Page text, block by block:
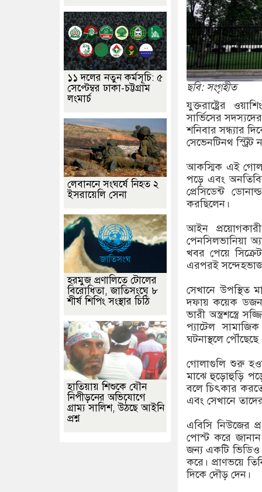
ছবি: সংগৃহীত
যুক্তরাষ্ট্রের
সার্ভিসের
শনিবার সন্ধ্যার
সেভেনটিনথ
আকস্মিক এই
পড়ে এবং
প্রেসিডেন্ট
করছিলেন।
আইন
পেনসিলভানিয়া
খবর পেয়ে
এরপরই
সেখানে উপস্থিত
দফায় কয়েক ডজন
ভারী
প্যাটেল
ঘটনাস্থলে পৌঁছেছে
গোলাগুলি শুরু
মাঝে হুড়োহুড়ি
বলে চিৎকার
এবং সেখানে
এবিসি নিউজের
পোস্ট করে
জন্য একটি
করে। প্রাণভয়ে
দিকে দৌড় দেন।
১১ দলের নতুন কর্মসূচি: ৫
সেপ্টেম্বর ঢাকা-চট্টগ্রাম
লংমার্চ
লেবাননে সংঘর্ষে নিহত ২
ইসরায়েলি সেনা
হরমুজ প্রণালিতে টোলের
বিরোধিতা, জাতিসংঘে ৮
শীর্ষ শিপিং সংস্থার চিঠি
হাতিয়ায় শিশুকে যৌন
নিপীড়নের অভিযোগে
গ্রাম্য সালিশ, উঠছে আইনি
প্রশ্ন